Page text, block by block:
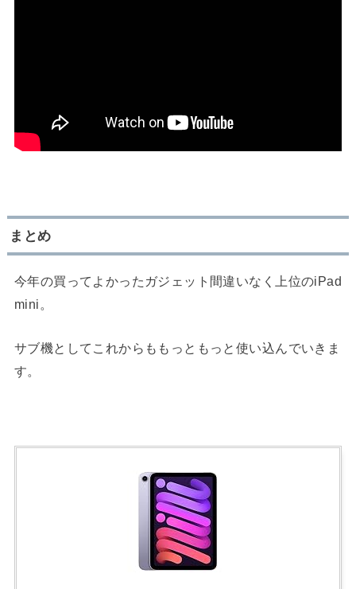
まとめ
今年の買ってよかったガジェット間違いなく上位のiPad
mini。
サブ機としてこれからももっともっと使い込んでいきま
す。